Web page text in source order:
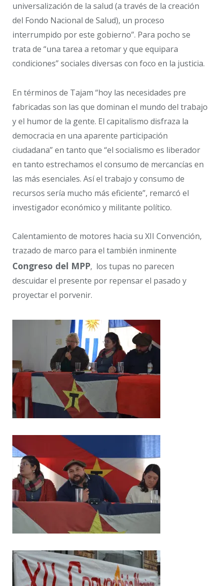
universalización de la salud (a través de la creación
del Fondo Nacional de Salud), un proceso
interrumpido por este gobierno”. Para pocho se
trata de “una tarea a retomar y que equipara
condiciones” sociales diversas con foco en la justicia.
En términos de Tajam “hoy las necesidades pre
fabricadas son las que dominan el mundo del trabajo
y el humor de la gente. El capitalismo disfraza la
democracia en una aparente participación
ciudadana” en tanto que “el socialismo es liberador
en tanto estrechamos el consumo de mercancías en
las más esenciales. Así el trabajo y consumo de
recursos sería mucho más eficiente”, remarcó el
investigador económico y militante político.
Calentamiento de motores hacia su XII Convención,
trazado de marco para el también inminente
Congreso del MPP, los tupas no parecen
descuidar el presente por repensar el pasado y
proyectar el porvenir.